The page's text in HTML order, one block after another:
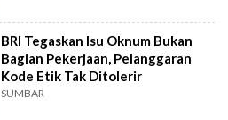
BRI Tegaskan Isu Oknum Bukan
Bagian Pekerjaan, Pelanggaran
Kode Etik Tak Ditolerir
SUMBAR